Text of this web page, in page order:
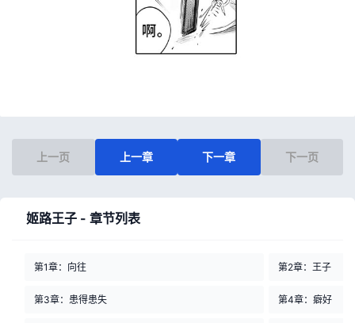
上一页 上一章 下一章 下一页
姬路王子 - 章节列表
第1章：向往 第2章：王子
第3章：患得患失 第4章：癖好